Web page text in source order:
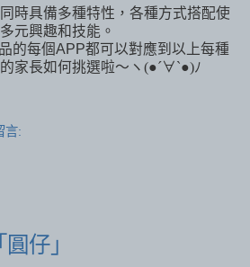
時具備多種特性，各種方式搭配使
元興趣和技能。
的每個APP都可以對應到以上每種
家長如何挑選啦～ ヽ(●´∀`●)ﾉ
言:
仔」